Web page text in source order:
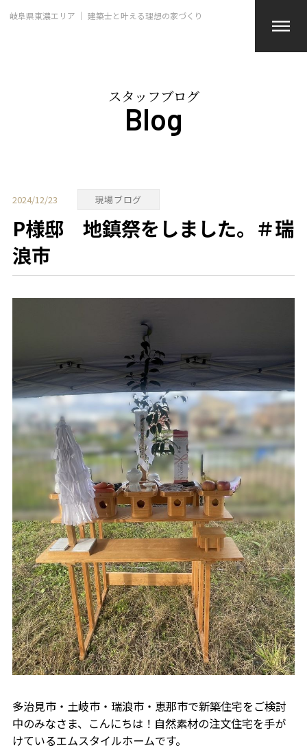
岐阜県東濃エリア ｜ 建築士と叶える理想の家づくり
Blog
スタッフブログ
2024/12/23 現場ブログ
P様邸 地鎮祭をしました。＃瑞
浪市
多治見市・土岐市・瑞浪市・恵那市で新築住宅をご検討
中のみなさま、こんにちは！自然素材の注文住宅を手が
けているエムスタイルホームです。